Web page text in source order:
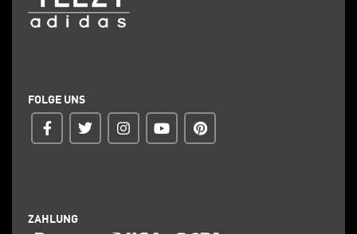
FOLGE UNS
ZAHLUNG